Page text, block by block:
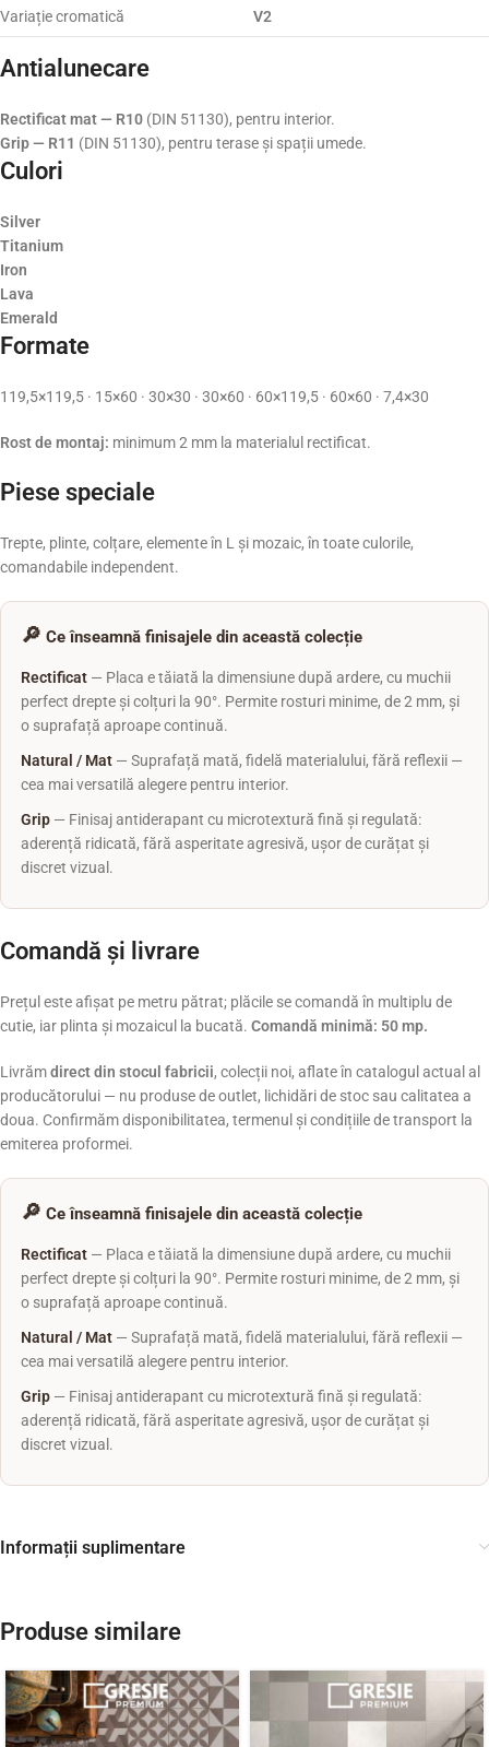
Variație cromatică V2
Antialunecare
Rectificat mat — R10 (DIN 51130), pentru interior.
Grip — R11 (DIN 51130), pentru terase și spații umede.
Culori
Silver
Titanium
Iron
Lava
Emerald
Formate
119,5×119,5 · 15×60 · 30×30 · 30×60 · 60×119,5 · 60×60 · 7,4×30
Rost de montaj: minimum 2 mm la materialul rectificat.
Piese speciale
Trepte, plinte, colțare, elemente în L și mozaic, în toate culorile,
comandabile independent.
🔎 Ce înseamnă finisajele din această colecție
Rectificat — Placa e tăiată la dimensiune după ardere, cu muchii
perfect drepte și colțuri la 90°. Permite rosturi minime, de 2 mm, și
o suprafață aproape continuă.
Natural / Mat — Suprafață mată, fidelă materialului, fără reflexii —
cea mai versatilă alegere pentru interior.
Grip — Finisaj antiderapant cu microtextură fină și regulată:
aderență ridicată, fără asperitate agresivă, ușor de curățat și
discret vizual.
Comandă și livrare
Prețul este afișat pe metru pătrat; plăcile se comandă în multiplu de
cutie, iar plinta și mozaicul la bucată. Comandă minimă: 50 mp.
Livrămdirect din stocul fabricii, colecții noi, aflate în catalogul actual al
producătorului — nu produse de outlet, lichidări de stoc sau calitatea a
doua. Confirmăm disponibilitatea, termenul și condițiile de transport la
emiterea proformei.
🔎 Ce înseamnă finisajele din această colecție
Rectificat — Placa e tăiată la dimensiune după ardere, cu muchii
perfect drepte și colțuri la 90°. Permite rosturi minime, de 2 mm, și
o suprafață aproape continuă.
Natural / Mat — Suprafață mată, fidelă materialului, fără reflexii —
cea mai versatilă alegere pentru interior.
Grip — Finisaj antiderapant cu microtextură fină și regulată:
aderență ridicată, fără asperitate agresivă, ușor de curățat și
discret vizual.
Informații suplimentare
Produse similare